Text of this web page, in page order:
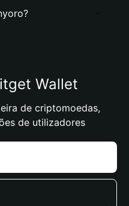
Wallet
de criptomoedas,
de utilizadores